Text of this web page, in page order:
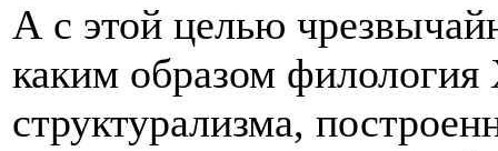
А с этой целью
каким образом
структурализма,